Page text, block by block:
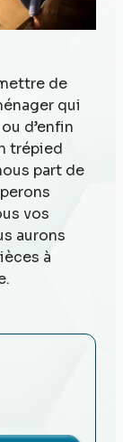
de
qui
d’enfin
trépied
part de
vos
aurons
à